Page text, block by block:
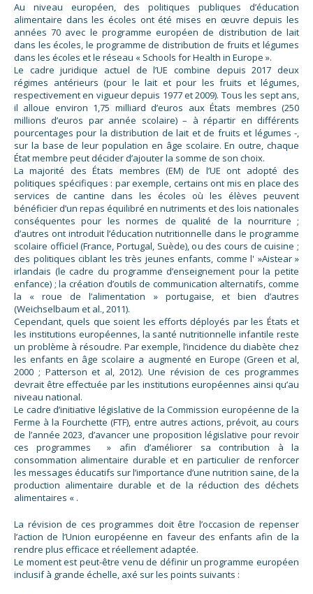
Au niveau européen, des politiques publiques d’éducation
alimentaire dans les écoles ont été mises en œuvre depuis les
années 70 avec le programme européen de distribution de lait
dans les écoles, le programme de distribution de fruits et légumes
dans les écoles et le réseau « Schools for Health in Europe ».
Le cadre juridique actuel de l’UE combine depuis 2017 deux
régimes antérieurs (pour le lait et pour les fruits et légumes,
respectivement en vigueur depuis 1977 et 2009). Tous les sept ans,
il alloue environ 1,75 milliard d’euros aux États membres (250
millions d’euros par année scolaire) – à répartir en différents
pourcentages pour la distribution de lait et de fruits et légumes -,
sur la base de leur population en âge scolaire. En outre, chaque
État membre peut décider d’ajouter la somme de son choix.
La majorité des États membres (EM) de l’UE ont adopté des
politiques spécifiques : par exemple, certains ont mis en place des
services de cantine dans les écoles où les élèves peuvent
bénéficier d’un repas équilibré en nutriments et des lois nationales
conséquentes pour les normes de qualité de la nourriture ;
d’autres ont introduit l’éducation nutritionnelle dans le programme
scolaire officiel (France, Portugal, Suède), ou des cours de cuisine ;
des politiques ciblant les très jeunes enfants, comme l' »Aistear »
irlandais (le cadre du programme d’enseignement pour la petite
enfance) ; la création d’outils de communication alternatifs, comme
la « roue de l’alimentation » portugaise, et bien d’autres
(Weichselbaum et al., 2011).
Cependant, quels que soient les efforts déployés par les États et
les institutions européennes, la santé nutritionnelle infantile reste
un problème à résoudre. Par exemple, l’incidence du diabète chez
les enfants en âge scolaire a augmenté en Europe (Green et al,
2000 ; Patterson et al, 2012). Une révision de ces programmes
devrait être effectuée par les institutions européennes ainsi qu’au
niveau national.
Le cadre d’initiative législative de la Commission européenne de la
Ferme à la Fourchette (FTF), entre autres actions, prévoit, au cours
de l’année 2023, d’avancer une proposition législative pour revoir
ces programmes » afin d’améliorer sa contribution à la
consommation alimentaire durable et en particulier de renforcer
les messages éducatifs sur l’importance d’une nutrition saine, de la
production alimentaire durable et de la réduction des déchets
alimentaires « .
La révision de ces programmes doit être l’occasion de repenser
l’action de l’Union européenne en faveur des enfants afin de la
rendre plus efficace et réellement adaptée.
Le moment est peut-être venu de définir un programme européen
inclusif à grande échelle, axé sur les points suivants :